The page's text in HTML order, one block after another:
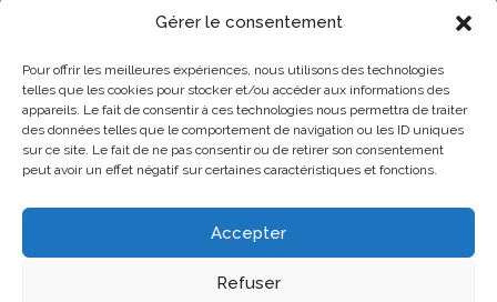
Gérer le consentement
Pour offrir les meilleures expériences, nous utilisons des technologies
telles que les cookies pour stocker et/ou accéder aux informations des
appareils. Le fait de consentir à ces technologies nous permettra de traiter
des données telles que le comportement de navigation ou les ID uniques
sur ce site. Le fait de ne pas consentir ou de retirer son consentement
peut avoir un effet négatif sur certaines caractéristiques et fonctions.
Accepter
Refuser
Accessibilité
Mon Compte
Contact
Politique de cookies (UE)